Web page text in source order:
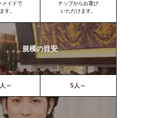
メイドで
す。
ナップからお選び
いただけます。
規模の目安
～ 5人～